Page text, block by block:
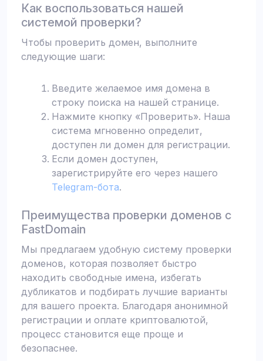
Как воспользоваться нашей
системой проверки?
Чтобы проверить домен, выполните
следующие шаги:
Введите желаемое имя домена в
строку поиска на нашей странице.
Нажмите кнопку «Проверить». Наша
система мгновенно определит,
доступен ли домен для регистрации.
Если домен доступен,
зарегистрируйте его через нашего
Telegram-бота.
Преимущества проверки доменов с
FastDomain
Мы предлагаем удобную систему проверки
доменов, которая позволяет быстро
находить свободные имена, избегать
дубликатов и подбирать лучшие варианты
для вашего проекта. Благодаря анонимной
регистрации и оплате криптовалютой,
процесс становится еще проще и
безопаснее.